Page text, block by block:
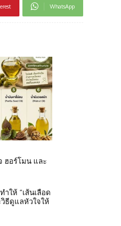
WhatsApp
ฮอร์โมน และ
ให้ “เส้นเลือด
ธีดูแลหัวใจให้